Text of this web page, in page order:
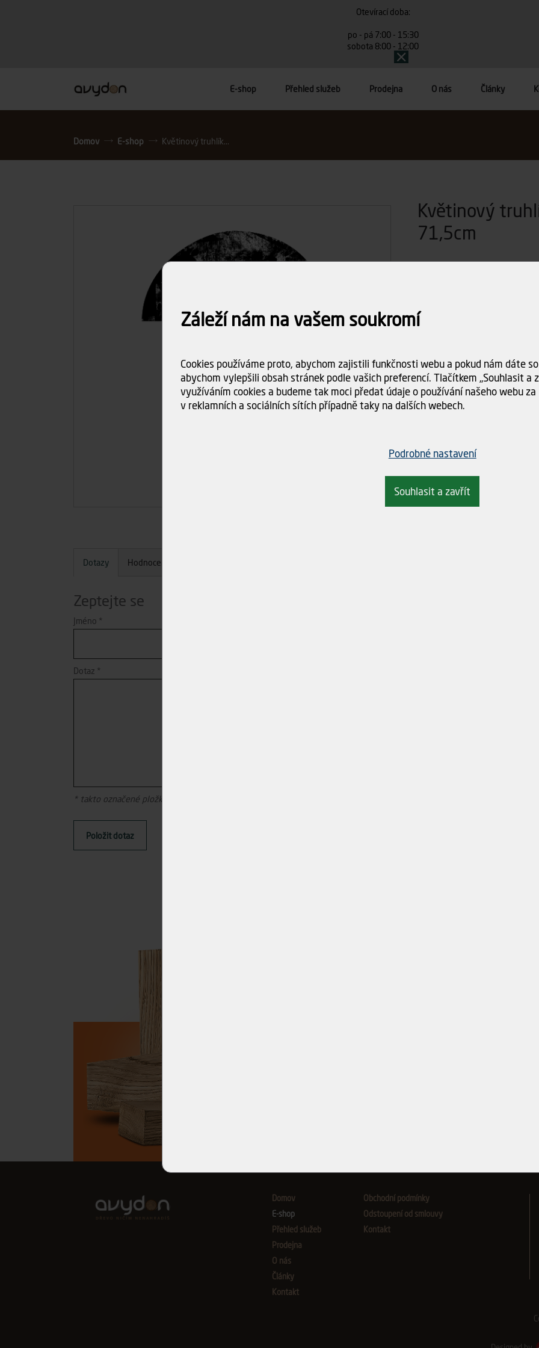
Otevírací doba:
po - pá 7:00 - 15:30
sobota 8:00 - 12:00
E-shop Přehled služeb Prodejna O nás Články
Domov E-shop Květinový truhlík...
Květinový
71,5cm
Zatím nehodnoceno
Celkem 9
Dotazy Hodnocení
Zeptejte se
Jméno *
Dotaz *
* takto označené pložky je nutné vyplnit
Domov
E-shop
Přehled služeb
Prodejna
O nás
Články
Kontakt
Obchodní podmínky
Odstoupení od smlouvy
Kontakt
Záleží nám na vašem soukromí
Cookies používáme proto, abychom zajistili funkčnosti webu a pokud nám dáte
abychom vylepšili obsah stránek podle vašich preferencí. Tlačítkem „Souhlasit a
využíváním cookies a budeme tak moci předat údaje o používání našeho webu
v reklamních a sociálních sítích případně taky na dalších webech.
Podrobné nastavení
Souhlasit a zavřít